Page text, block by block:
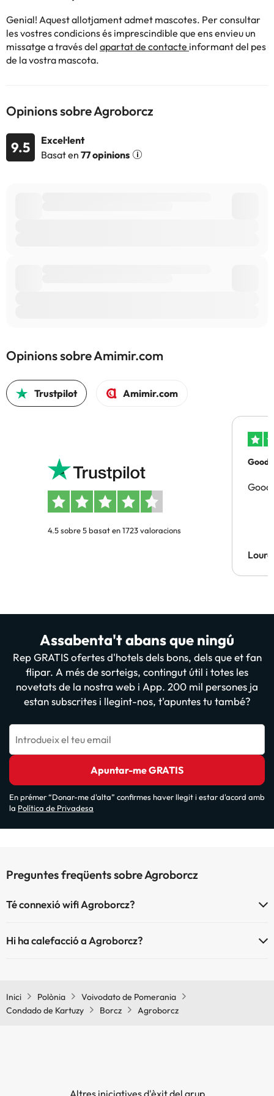
Genial! Aquest allotjament admet mascotes. Per consultar
les vostres condicions és imprescindible que ens envieu un
missatge a través del apartat de contacte informant del pes
de la vostra mascota.
Opinions sobre Agroborcz
9.5
Excel·lent
Basat en 77 opinions
Opinions sobre Amimir.com
Trustpilot Amimir.com
4.5 sobre 5 basat en 1723 valoracions
Good
Good
Assabenta't abans que ningú
Rep GRATIS ofertes d'hotels dels bons, dels que et fan
flipar. A més de sorteigs, contingut útil i totes les
novetats de la nostra web i App. 200 mil persones ja
estan subscrites i llegint-nos, t'apuntes tu també?
Introdueix el teu email
Apuntar-me GRATIS
En prémer “Donar-me d'alta” confirmes haver llegit i estar d'acord amb
la Política de Privadesa
Preguntes freqüents sobre Agroborcz
Té connexió wifi Agroborcz?
Hi ha calefacció a Agroborcz?
Inici Polònia
Voivodato de Pomerania
Condado de Kartuzy
Borcz Agroborcz